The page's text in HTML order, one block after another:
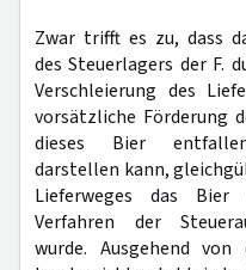
Zwar trifft es zu, dass
des Steuerlagers der F.
Verschleierung des
vorsätzliche Förderung
dieses Bier
darstellen kann,
Lieferweges das
Verfahren der
wurde. Ausgehend